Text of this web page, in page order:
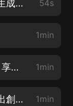
亞馬遜要求第三方賣家標記 AI 生成圖像 54s
1min
日本作家東野圭吾因癌症去世，享年 68 歲 1min
美國 AI 公司在華盛頓的遊說支出創下記錄 1min